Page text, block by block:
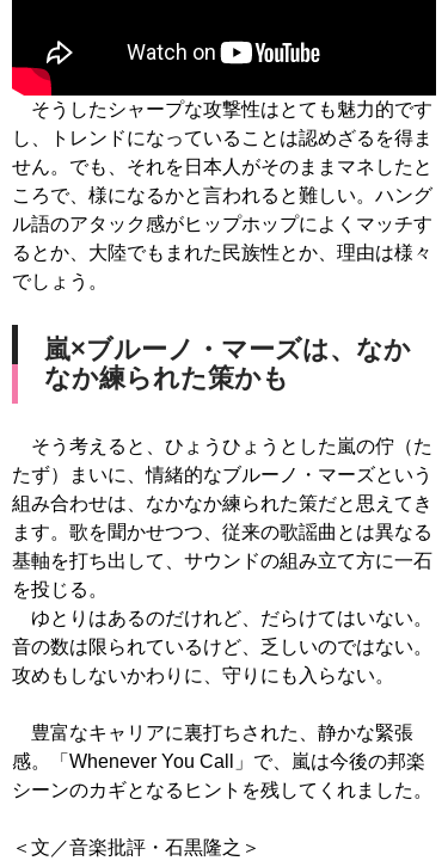
そうしたシャープな攻撃性はとても魅力的です
し、トレンドになっていることは認めざるを得ま
せん。でも、それを日本人がそのままマネしたと
ころで、様になるかと言われると難しい。ハング
ル語のアタック感がヒップホップによくマッチす
るとか、大陸でもまれた民族性とか、理由は様々
でしょう。
嵐×ブルーノ・マーズは、なか
なか練られた策かも
そう考えると、ひょうひょうとした嵐の佇（た
たず）まいに、情緒的なブルーノ・マーズという
組み合わせは、なかなか練られた策だと思えてき
ます。歌を聞かせつつ、従来の歌謡曲とは異なる
基軸を打ち出して、サウンドの組み立て方に一石
を投じる。
ゆとりはあるのだけれど、だらけてはいない。
音の数は限られているけど、乏しいのではない。
攻めもしないかわりに、守りにも入らない。
豊富なキャリアに裏打ちされた、静かな緊張
感。「Whenever You Call」で、嵐は今後の邦楽
シーンのカギとなるヒントを残してくれました。
＜文／音楽批評・石黒隆之＞